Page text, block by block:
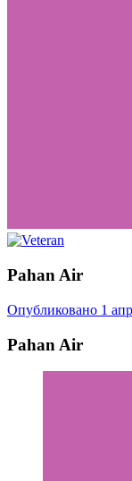
Pahan Air
Опубликовано 1
Pahan Air